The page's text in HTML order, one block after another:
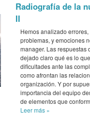
Radiografía de la
II
Hemos analizado
problemas, y emociones
manager. Las respuestas
dejado claro qué es lo
dificultades ante las
como afrontan las
organización. Y por
importancia del equipo
de elementos que
Leer más »